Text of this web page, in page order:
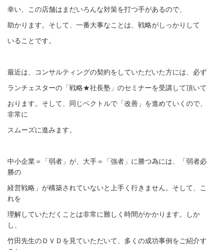
幸い、この店舗はまだいろんな対策を打つ手があるので、
助かります。そして、一番大事なことは、戦略がしっかりして
いることです。
最近は、コンサルティングの契約をしていただいた方には、必ず
ランチェスターの「戦略★社長塾」のセミナーを受講して頂いて
おります。そして、同じベクトルで「改善」を進めていくので、
非常に
スムーズに進みます。
中小企業＝「弱者」が、大手＝「強者」に勝つ為には、「弱者必
勝の
経営戦略」が構築されていないと上手く行きません。そして、こ
れを
理解していただくことは非常に難しく時間がかかります。しか
し、
竹田先生のＤＶＤを見ていただいて、多くの成功事例をご紹介す